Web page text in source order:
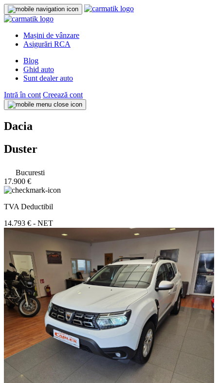
Mașini de vânzare
Asigurări RCA
Blog
Ghid auto
Sunt dealer auto
Intră în cont Creează cont
Dacia
Duster
Bucuresti
17.900 €
TVA Deductibil
14.793 € - NET